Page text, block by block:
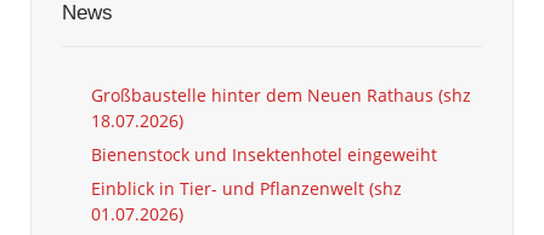
News
Großbaustelle hinter dem Neuen Rathaus (shz
18.07.2026)
Bienenstock und Insektenhotel eingeweiht
Einblick in Tier- und Pflanzenwelt (shz
01.07.2026)